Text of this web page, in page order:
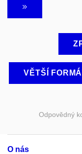
VĚTŠÍ
Odpovědný
O nás